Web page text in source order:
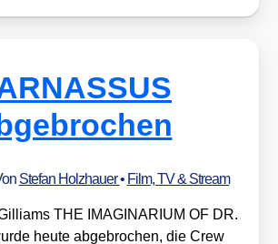
Stefan Holzhauer• Film, TV & Stream
THE IMAGINARIUM OF DR.
heu­te abge­bro­chen, die Crew